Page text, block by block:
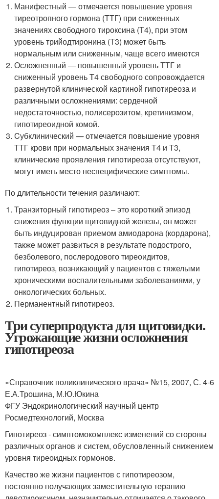
Манифестный — отмечается повышение уровня
тиреотропного гормона (ТТГ) при сниженных
значениях свободного тироксина (Т4), при этом
уровень трийодтиронина (Т3) может быть
нормальным или сниженным, чаще всего имеются
Осложненный — повышенный уровень ТТГ и
сниженный уровень Т4 свободного сопровождается
развернутой клинической картиной гипотиреоза и
различными осложнениями: сердечной
недостаточностью, полисерозитом, кретинизмом,
гипотиреоидной комой.
Cубклинический — отмечается повышение уровня
ТТГ крови при нормальных значения Т4 и Т3,
клинические проявления гипотиреоза отсутствуют,
могут иметь место неспецифические симптомы.
По длительности течения различают:
Транзиторный гипотиреоз – это короткий эпизод
снижения функции щитовидной железы, он может
быть индуцирован приемом амиодарона (кордарона),
также может развиться в результате подострого,
безболевого, послеродового тиреоидитов,
гипотиреоз, возникающий у пациентов с тяжелыми
хроническими воспалительными заболеваниями, у
онкологических больных.
Перманентный гипотиреоз.
Три суперпродукта для щитовидки.
Угрожающие жизни осложнения
гипотиреоза
«Справочник поликлинического врача» №15, 2007, С. 4-6
Е.А.Трошина, М.Ю.Юкина
ФГУ Эндокринологический научный центр
Росмедтехнологий, Москва
Гипотиреоз - симптомокомплекс изменений со стороны
различных органов и систем, обусловленный снижением
уровня тиреоидных гормонов.
Качество же жизни пациентов с гипотиреозом,
постоянно получающих заместительную терапию